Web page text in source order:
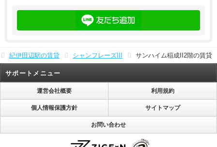
紀伊田辺駅の賃貸 シャンフレーズIII サンハイム稲成II2階の賃貸
サポートメニュー
運営会社概要 利用規約
個人情報保護方針 サイトマップ
お問い合わせ